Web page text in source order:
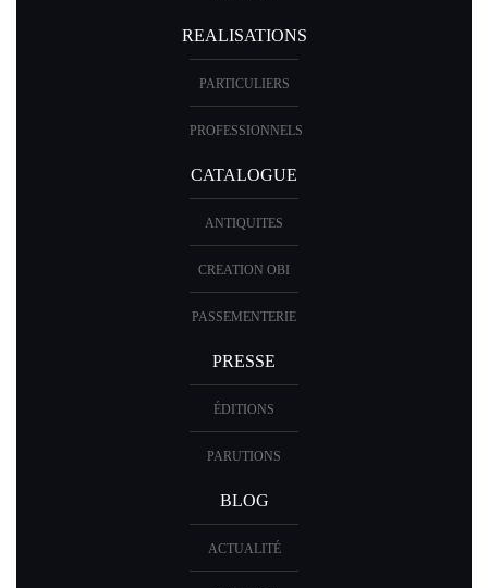
REALISATIONS
PARTICULIERS
CATALOGUE
ANTIQUITES
CREATION OBI
PRESSE
ÉDITIONS
BLOG
ACTUALITÉ